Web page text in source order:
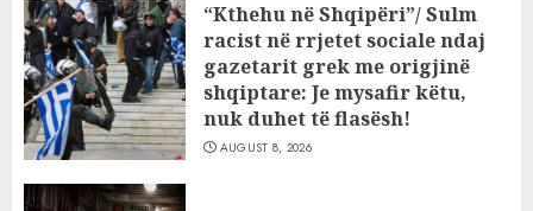
“Kthehu në Shqipëri”/ Sulm
racist në rrjetet sociale ndaj
gazetarit grek me origjinë
shqiptare: Je mysafir këtu,
nuk duhet të flasësh!
AUGUST 8, 2026